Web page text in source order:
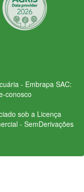
- Embrapa SAC:
conosco
sob a Licença
- SemDerivações